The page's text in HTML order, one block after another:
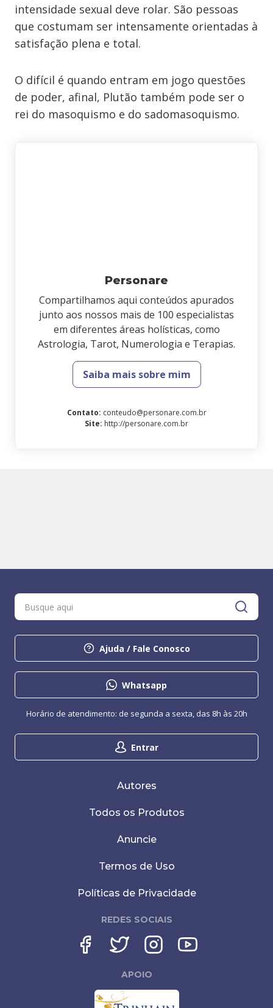
intensidade sexual deve rolar. São pessoas
que costumam ser intensamente orientadas à
satisfação plena e total.
O difícil é quando entram em jogo questões
de poder, afinal, Plutão também pode ser o
rei do masoquismo e do sadomasoquismo.
Personare
Compartilhamos aqui conteúdos apurados
junto aos nossos mais de 100 especialistas
em diferentes áreas holísticas, como
Astrologia, Tarot, Numerologia e Terapias.
Saiba mais sobre mim
Contato: conteudo@personare.com.br
Site: http://personare.com.br
Ajuda / Fale Conosco
Whatsapp
Entrar
Horário de atendimento: de segunda a sexta, das 8h às 20h
Autores
Todos os Produtos
Anuncie
Termos de Uso
Políticas de Privacidade
REDES SOCIAIS
APOIO